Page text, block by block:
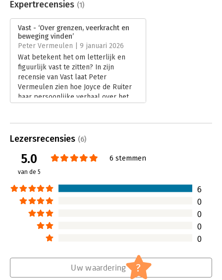
Uitgever:
GrowingStories
Verschijningsdatum:
20-10-2025
Hoofdrubriek: Psychologie
Expertrecensies (1)
Vast - ‘Over grenzen, veerkracht en
beweging vinden’
Peter Vermeulen | 9 januari 2026
Wat betekent het om letterlijk en
figuurlijk vast te zitten? In zijn
recensie van Vast laat Peter
Vermeulen zien hoe Joyce de Ruiter
haar persoonlijke verhaal over het
hoopvol boek dat uitnodigt tot
Lees verder
Lezersrecensies (6)
5.0
van de 5
6 stemmen
6
0
0
0
0
Uw waardering ?